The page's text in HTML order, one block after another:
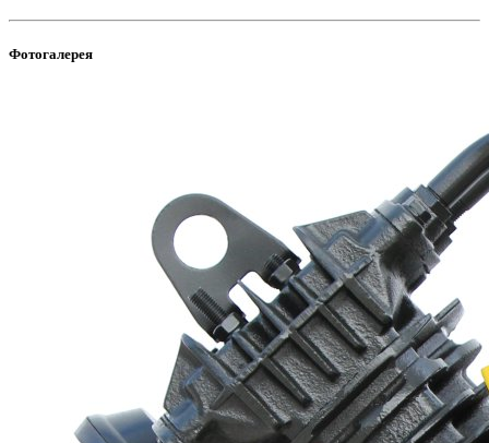
Фотогалерея